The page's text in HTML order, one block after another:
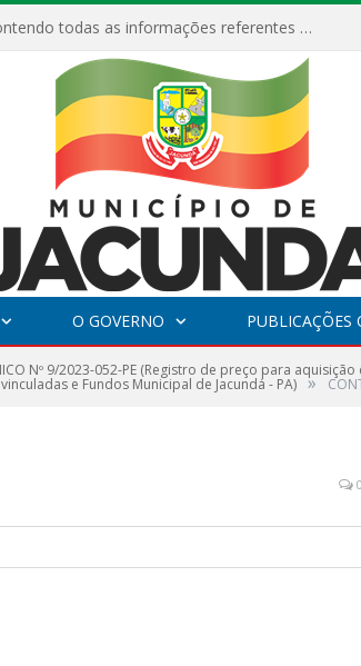
Relatórios Detalhados contendo todas as informações referentes a execução de recursos destinados ao fomento de projetos culturais no Município de Jacundá entre os anos de 2022 ao presente ano de 2026.
O GOVERNO PUBLICAÇÕES
Nº 9/2023-052-PE (Registro de preço para
e Fundos Municipal de Jacundá - PA) »
0